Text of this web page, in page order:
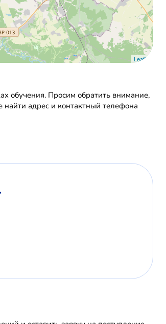
Leaflet
обучения. Просим обратить внимание,
адрес и контактный телефона